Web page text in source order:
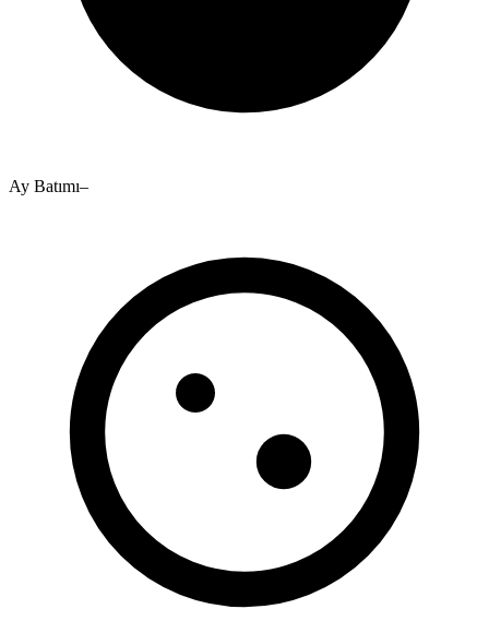
Ay Batımı–